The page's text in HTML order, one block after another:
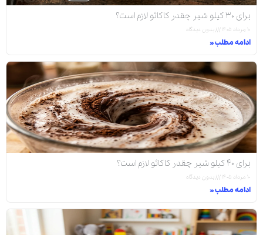
برای ۳۰ کیلو شیر چقدر کاکائو لازم است؟
۱۰ مرداد ۱۴۰۵ بدون دیدگاه
ادامه مطلب »
برای ۴۰ کیلو شیر چقدر کاکائو لازم است؟
۱۰ مرداد ۱۴۰۵ بدون دیدگاه
ادامه مطلب »